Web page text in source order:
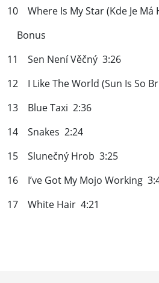
10 Where Is My Star (Kde Je Má
Bonus
11 Sen Není Věčný 3:26
12 I Like The World (Sun Is So
13 Blue Taxi 2:36
14 Snakes 2:24
15 Slunečný Hrob 3:25
16 I’ve Got My Mojo Working
17 White Hair 4:21